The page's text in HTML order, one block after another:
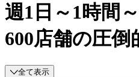
週1日～1時間
600店舗の圧
全て表示